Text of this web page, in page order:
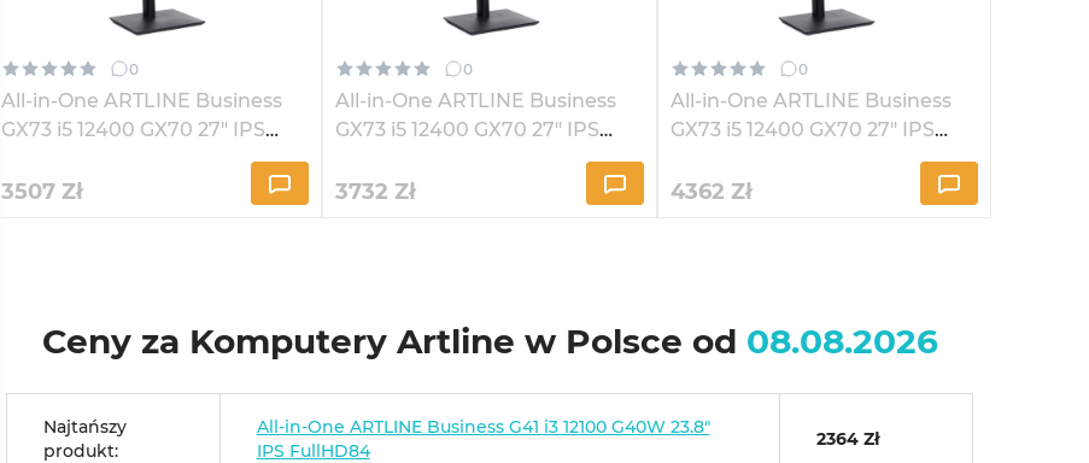
0
All-in-One ARTLINE Business
GX73 i5 12400 GX70 27" IPS
3507 Zł
0
All-in-One ARTLINE Business
GX73 i5 12400 GX70 27" IPS
3732 Zł
0
All-in-One ARTLINE Business
GX73 i5 12400 GX70 27" IPS
4362 Zł
Ceny za Komputery Artline w Polsce od 08.08.2026
Najtańszy
produkt:
All-in-One ARTLINE Business G41 i3 12100 G40W 23.8"
IPS FullHD84
2364 Zł